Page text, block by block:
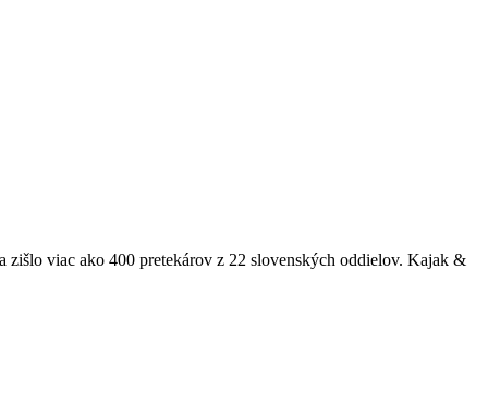
zišlo viac ako 400 pretekárov z 22 slovenských oddielov. Kajak &